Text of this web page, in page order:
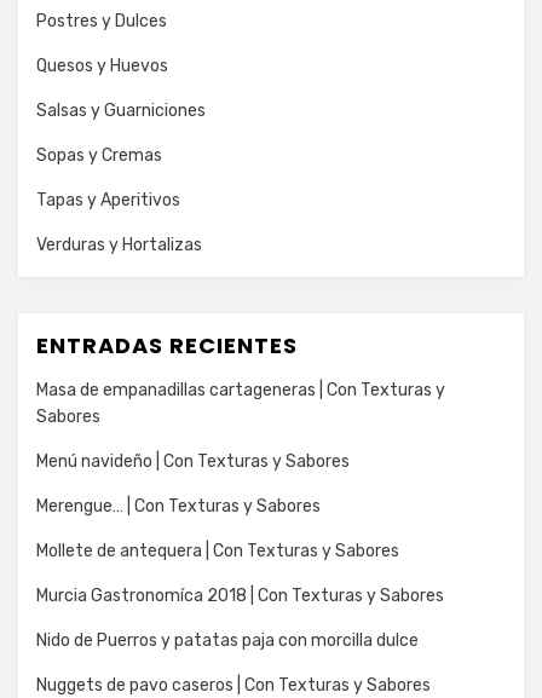
Postres y Dulces
Quesos y Huevos
Salsas y Guarniciones
Sopas y Cremas
Tapas y Aperitivos
Verduras y Hortalizas
ENTRADAS RECIENTES
Masa de empanadillas cartageneras | Con Texturas y
Sabores
Menú navideño | Con Texturas y Sabores
Merengue… | Con Texturas y Sabores
Mollete de antequera | Con Texturas y Sabores
Murcia Gastronomíca 2018 | Con Texturas y Sabores
Nido de Puerros y patatas paja con morcilla dulce
Nuggets de pavo caseros | Con Texturas y Sabores